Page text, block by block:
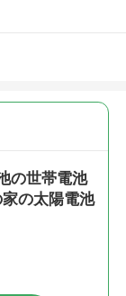
の世帯電池
の太陽電池